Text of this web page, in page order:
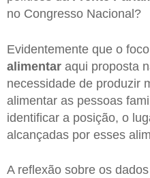
no Congresso Nacional?
Evidentemente que o
alimentar aqui proposta
necessidade de produzir
alimentar as pessoas
identificar a posição, o
alcançadas por esses
A reflexão sobre os